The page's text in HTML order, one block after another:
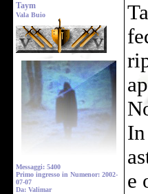
Taym
Vala Buio
Messaggi: 5400
Primo ingresso in Numenor: 2002-
07-07
Da: Valimar
e